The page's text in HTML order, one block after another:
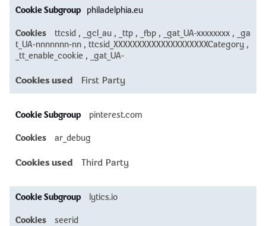
philadelphia.eu
ttcsid , _gcl_au , _ttp , _fbp , _gat_UA-xxxxxxxx ,
_ga
t_UA-nnnnnnn-nn , ttcsid_XXXXXXXXXXXXXXXXXXXXCategory ,
_tt_enable_cookie , _gat_UA-
First Party
pinterest.com
ar_debug
Third Party
lytics.io
seerid